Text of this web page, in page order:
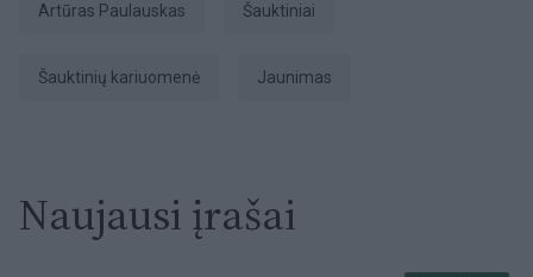
Artūras Paulauskas šauktiniai
šauktinių kariuomenė jaunimas
Naujausi įrašai